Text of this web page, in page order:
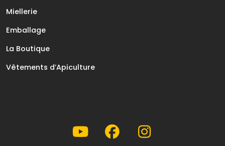
Miellerie
Emballage
La Boutique
Vêtements d’Apiculture